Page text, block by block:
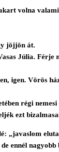
volna
jöjjön át.
Júlia.
igen. Vörös
régi
ezt
ennél